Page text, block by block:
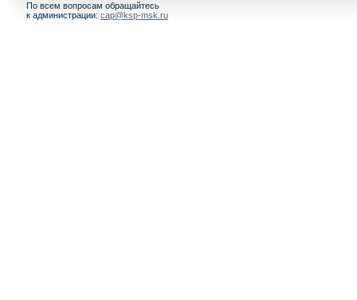
По всем вопросам обращайтесь
к администрации: cap@ksp-msk.ru